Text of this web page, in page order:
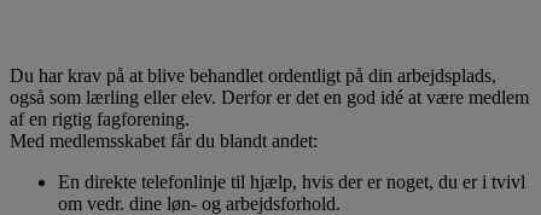
Du har krav på at blive behandlet ordentligt på din arbejdsplads,
også som lærling eller elev. Derfor er det en god idé at være medlem
af en rigtig fagforening.
Med medlemsskabet får du blandt andet:
En direkte telefonlinje til hjælp, hvis der er noget, du er i tvivl
om vedr. dine løn- og arbejdsforhold.